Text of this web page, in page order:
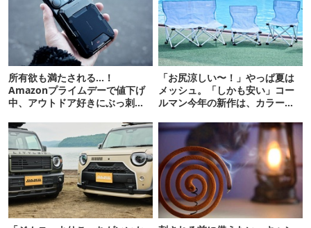
所有欲も満たされる…！
Amazonプライムデーで値下げ
中、アウトドア好きにぶっ刺さ
「お尻涼しい〜！」やっぱ夏は
メッシュ。「しかも安い」コー
ルマン今年の新作は、カラーも